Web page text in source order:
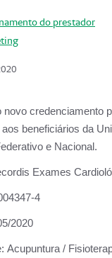
do prestador
novo credenciamento
beneficiários da
e Nacional.
Exames
4
2020
Acupuntura /